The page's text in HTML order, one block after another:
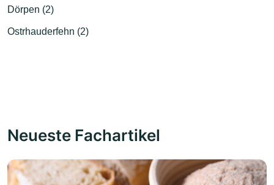
Dörpen (2)
Ostrhauderfehn (2)
Neueste Fachartikel